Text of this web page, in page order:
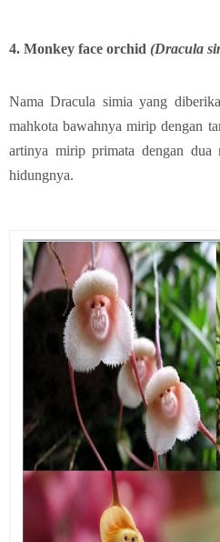
4. Monkey face orchid (Dracula
Nama Dracula simia yang
mahkota bawahnya mirip dengan
artinya mirip primata dengan dua
hidungnya.